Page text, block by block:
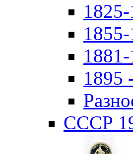
1895
СССР